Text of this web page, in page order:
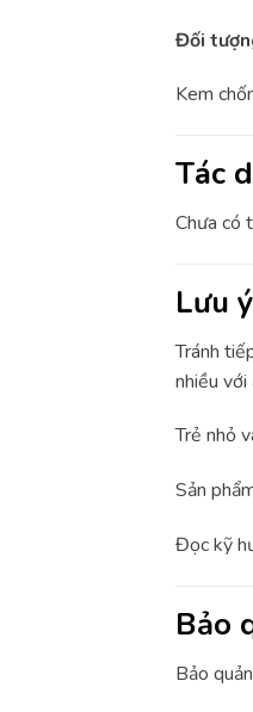
Đối
Kem
Tác
Chưa có
Lưu ý
Tránh
nhiều
Trẻ nhỏ
Sản
Đọc kỹ
Bảo
Bảo